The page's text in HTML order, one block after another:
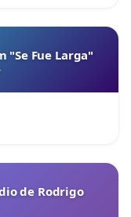
"Se Fue Larga"
de Rodrigo